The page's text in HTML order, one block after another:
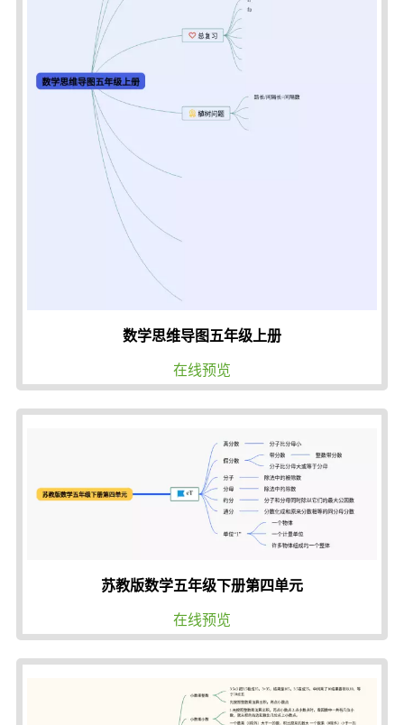
数学思维导图五年级上册
在线预览
苏教版数学五年级下册第四单元
在线预览